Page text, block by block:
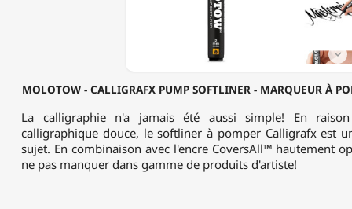
2MM
MOLOTOW - CALLIGRAFX PUMP SOFTLINER - MARQUEUR À

La calligraphie n'a jamais été aussi simple! En
calligraphique douce, le softliner à pomper Calligrafx est
sujet. En combinaison avec l'encre CoversAll™ hautement
ne pas manquer dans gamme de produits d'artiste!